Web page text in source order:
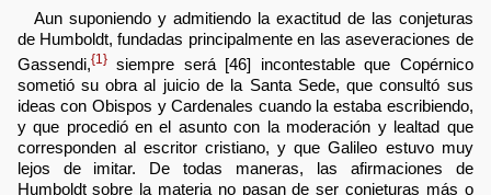
Aun suponiendo y admitiendo la exactitud de las conjeturas
de Humboldt, fundadas principalmente en las aseveraciones de
Gassendi,{1}siempre será [46] incontestable que Copérnico
sometió su obra al juicio de la Santa Sede, que consultó sus
ideas con Obispos y Cardenales cuando la estaba escribiendo,
y que procedió en el asunto con la moderación y lealtad que
corresponden al escritor cristiano, y que Galileo estuvo muy
lejos de imitar. De todas maneras, las afirmaciones de
Humboldt sobre la materia no pasan de ser conjeturas más o